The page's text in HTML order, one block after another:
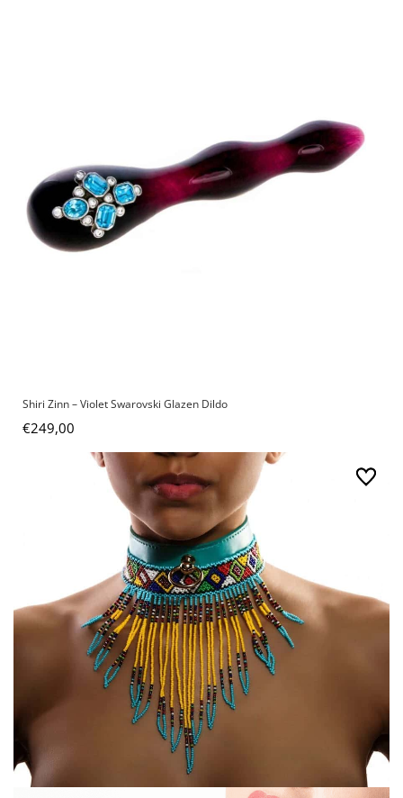
Shiri Zinn – Violet Swarovski Glazen Dildo
€249,00